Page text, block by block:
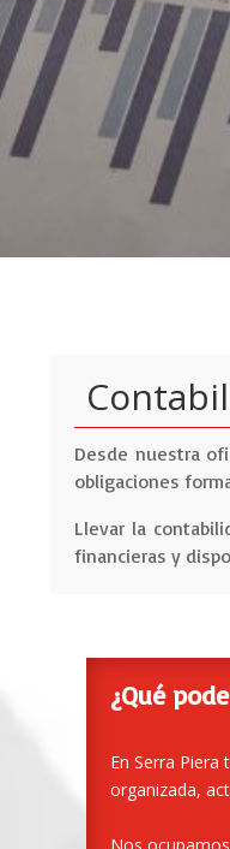
Desde nuestra
obligaciones
Llevar la
financieras y
¿Qué
En Serra
organizada,